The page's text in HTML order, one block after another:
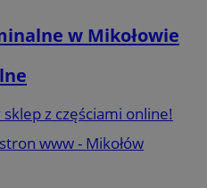
w Mikołowie
z częściami online!
www - Mikołów